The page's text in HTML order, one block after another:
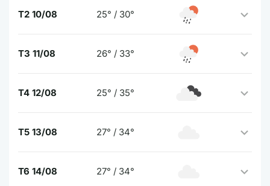
T2 10/08 25° / 30°
T3 11/08 26° / 33°
T4 12/08 25° / 35°
T5 13/08 27° / 34°
T6 14/08 27° / 34°